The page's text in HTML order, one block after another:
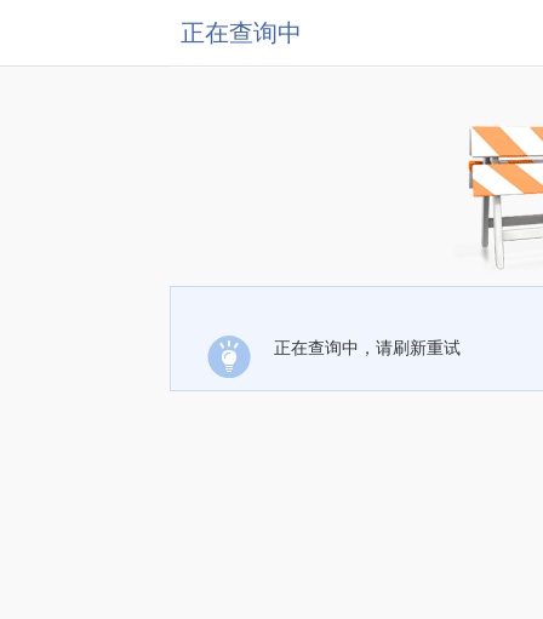
正在查询中
正在查询中，请刷新重试